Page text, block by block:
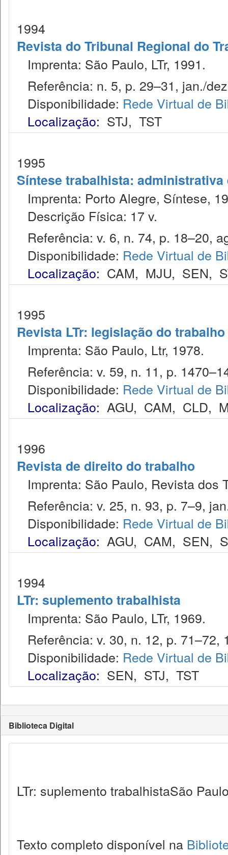
1994
Revista do Tribunal Regional do
Imprenta: São Paulo, LTr, 1991.
Referência: n. 5, p. 29–31, jan./
Disponibilidade: Rede Virtual de
Localização: STJ, TST
1995
Síntese trabalhista:
Imprenta: Porto Alegre, Síntese,
Descrição Física: 17 v.
Referência: v. 6, n. 74, p. 18–20,
Disponibilidade: Rede Virtual de
Localização: CAM, MJU, SEN,
1995
Revista LTr: legislação do trabalho
Imprenta: São Paulo, Ltr, 1978.
Referência: v. 59, n. 11, p.
Disponibilidade: Rede Virtual de
Localização: AGU, CAM, CLD,
1996
Revista de direito do trabalho
Imprenta: São Paulo, Revista dos
Referência: v. 25, n. 93, p. 7–9,
Disponibilidade: Rede Virtual de
Localização: AGU, CAM, SEN,
1994
LTr: suplemento trabalhista
Imprenta: São Paulo, LTr, 1969.
Referência: v. 30, n. 12, p. 71–72,
Disponibilidade: Rede Virtual de
Localização: SEN, STJ, TST
Biblioteca Digital
LTr: suplemento trabalhistaSão
Texto completo disponível na